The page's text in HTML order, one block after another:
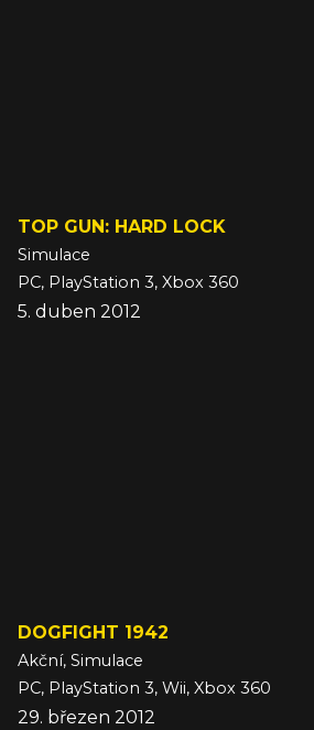
TOP GUN: HARD LOCK
Simulace
PC, PlayStation 3, Xbox 360
5. duben 2012
DOGFIGHT 1942
Akční, Simulace
PC, PlayStation 3, Wii, Xbox 360
29. březen 2012